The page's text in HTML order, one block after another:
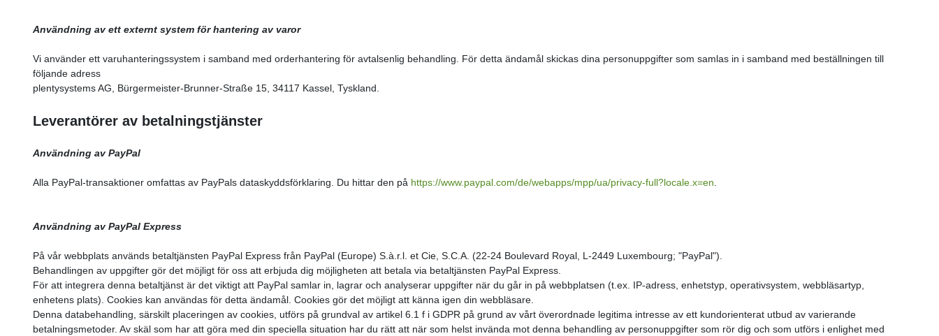
Användning av ett externt system för hantering av varor
Vi använder ett varuhanteringssystem i samband med orderhantering för avtalsenlig behandling. För detta ändamål skickas dina personuppgifter som samlas in i samband med beställningen till
följande adress
plentysystems AG, Bürgermeister-Brunner-Straße 15, 34117 Kassel, Tyskland.
Leverantörer av betalningstjänster
Användning av PayPal
Alla PayPal-transaktioner omfattas av PayPals dataskyddsförklaring. Du hittar den på https://www.paypal.com/de/webapps/mpp/ua/privacy-full?locale.x=en.
Användning av PayPal Express
På vår webbplats används betaltjänsten PayPal Express från PayPal (Europe) S.à.r.l. et Cie, S.C.A. (22-24 Boulevard Royal, L-2449 Luxembourg; "PayPal").
Behandlingen av uppgifter gör det möjligt för oss att erbjuda dig möjligheten att betala via betaltjänsten PayPal Express.
För att integrera denna betaltjänst är det viktigt att PayPal samlar in, lagrar och analyserar uppgifter när du går in på webbplatsen (t.ex. IP-adress, enhetstyp, operativsystem, webbläsartyp,
enhetens plats). Cookies kan användas för detta ändamål. Cookies gör det möjligt att känna igen din webbläsare.
Denna databehandling, särskilt placeringen av cookies, utförs på grundval av artikel 6.1 f i GDPR på grund av vårt överordnade legitima intresse av ett kundorienterat utbud av varierande
betalningsmetoder. Av skäl som har att göra med din speciella situation har du rätt att när som helst invända mot denna behandling av personuppgifter som rör dig och som utförs i enlighet med